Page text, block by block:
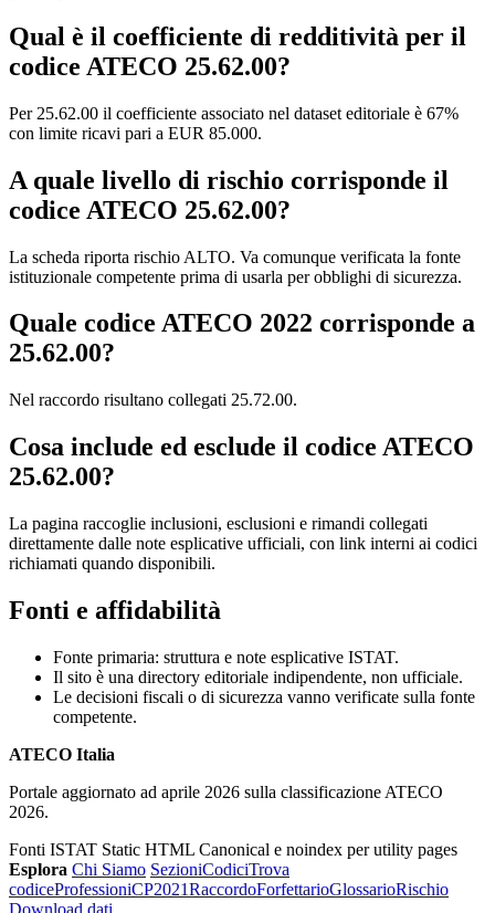
Qual è il coefficiente di redditività per il
codice ATECO 25.62.00?
Per 25.62.00 il coefficiente associato nel dataset editoriale è 67%
con limite ricavi pari a EUR 85.000.
A quale livello di rischio corrisponde il
codice ATECO 25.62.00?
La scheda riporta rischio ALTO. Va comunque verificata la fonte
istituzionale competente prima di usarla per obblighi di sicurezza.
Quale codice ATECO 2022 corrisponde a
25.62.00?
Nel raccordo risultano collegati 25.72.00.
Cosa include ed esclude il codice ATECO
25.62.00?
La pagina raccoglie inclusioni, esclusioni e rimandi collegati
direttamente dalle note esplicative ufficiali, con link interni ai codici
richiamati quando disponibili.
Fonti e affidabilità
Fonte primaria: struttura e note esplicative ISTAT.
Il sito è una directory editoriale indipendente, non ufficiale.
Le decisioni fiscali o di sicurezza vanno verificate sulla fonte
competente.
ATECO Italia
Portale aggiornato ad aprile 2026 sulla classificazione ATECO
2026.
Fonti ISTAT Static HTML Canonical e noindex per utility pages
Esplora Chi Siamo SezioniCodiciTrova
codiceProfessioniCP2021RaccordoForfettarioGlossarioRischio
Download dati